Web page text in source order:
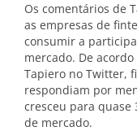
Os comentários de
as empresas de
consumir a
mercado. De
Tapiero no Twitter,
respondiam por
cresceu para quase
de mercado.